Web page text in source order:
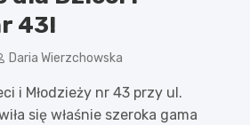
43!
Daria Wierzchowska
i Młodzieży nr 43 przy ul.
się właśnie szeroka gama